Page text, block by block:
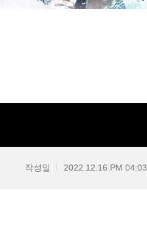
작성일 2022.12.16 PM 04:03